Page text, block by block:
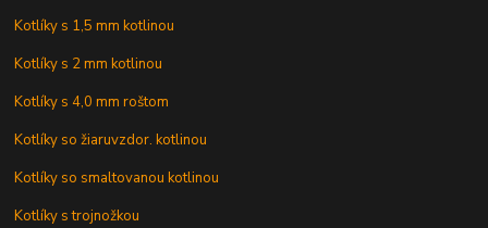
Kotlíky s 1,5 mm kotlinou
Kotlíky s 2 mm kotlinou
Kotlíky s 4,0 mm roštom
Kotlíky so žiaruvzdor. kotlinou
Kotlíky so smaltovanou kotlinou
Kotlíky s trojnožkou